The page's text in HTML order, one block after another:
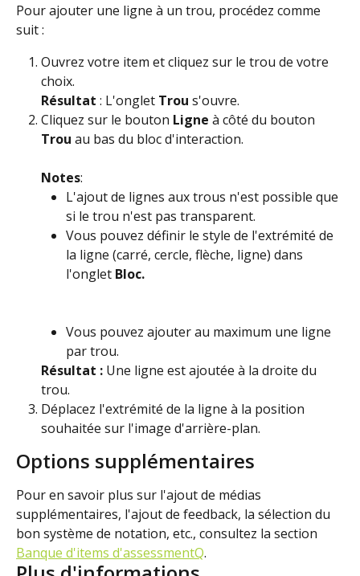
Pour ajouter une ligne à un trou, procédez comme
suit :
Ouvrez votre item et cliquez sur le trou de votre
choix.
Résultat : L'onglet Trou s'ouvre.
Cliquez sur le bouton Ligne à côté du bouton
Trou au bas du bloc d'interaction.
Notes:
L'ajout de lignes aux trous n'est possible que
si le trou n'est pas transparent.
Vous pouvez définir le style de l'extrémité de
la ligne (carré, cercle, flèche, ligne) dans
l'onglet Bloc.
Vous pouvez ajouter au maximum une ligne
par trou.
Résultat : Une ligne est ajoutée à la droite du
trou.
Déplacez l'extrémité de la ligne à la position
souhaitée sur l'image d'arrière-plan.
Options supplémentaires
Pour en savoir plus sur l'ajout de médias
supplémentaires, l'ajout de feedback, la sélection du
bon système de notation, etc., consultez la section
Banque d'items d'assessmentQ.